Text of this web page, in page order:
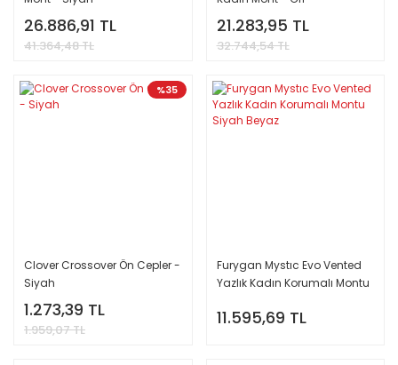
26.886,91 TL
41.364,48 TL
21.283,95 TL
32.744,54 TL
%35
Clover Crossover Ön Cepler -
Siyah
1.273,39 TL
1.959,07 TL
Furygan Mystıc Evo Vented
Yazlık Kadın Korumalı Montu
11.595,69 TL